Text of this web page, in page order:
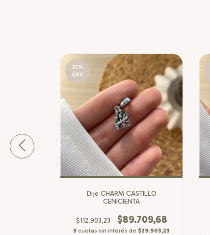
21%
OFF
Dije CHARM CASTILLO
CENICIENTA
$112.903,23 $89.709,68
3 cuotas sin interés de $29.903,23